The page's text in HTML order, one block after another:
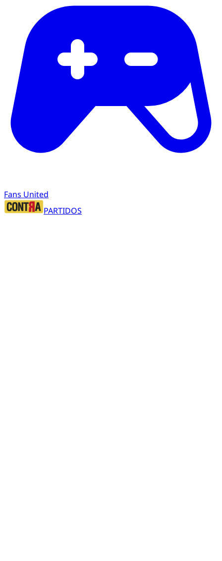
Fans United
PARTIDOS